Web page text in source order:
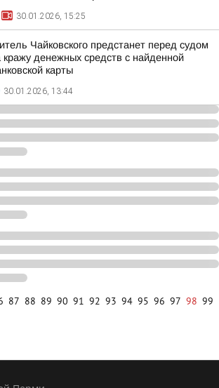
30.01.2026, 15:25
Чайковского предстанет перед судом
кражу денежных средств с найденной
карты
30.01.2026, 13:44
87 88 89 90 91 92 93 94 95 96 97 98 99